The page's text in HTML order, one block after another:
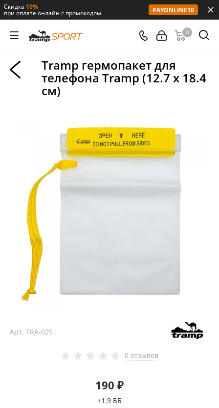
Скидка 10%
при оплате онлайн с промокодом PAYONLINE10
0
Tramp гермопакет для
телефона Tramp (12.7 х 18.4
см)
Арт. TRA-025
0 отзывов
190 ₽
+1.9 ББ